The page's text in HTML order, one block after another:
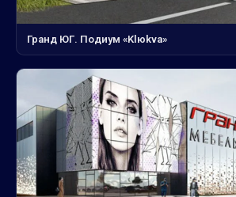
Гранд ЮГ. Подиум «Klюkva»